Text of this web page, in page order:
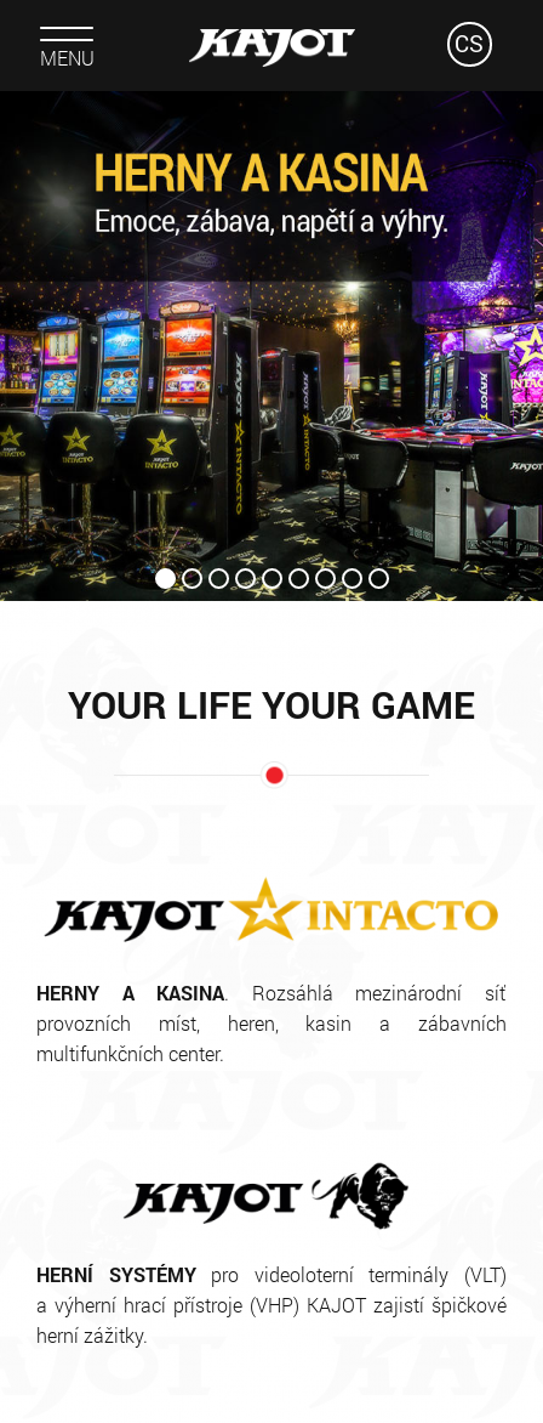
MENU CS
YOUR LIFE YOUR GAME
HERNY A KASINA. Rozsáhlá mezinárodní síť
provozních míst, heren, kasin a zábavních
multifunkčních center.
HERNÍ SYSTÉMYpro videoloterní terminály (VLT)
a výherní hrací přístroje (VHP) KAJOT zajistí špičkové
herní zážitky.